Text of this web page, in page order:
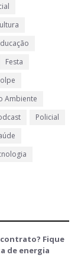
Festa
Ambiente
Policial
Fique
de energia